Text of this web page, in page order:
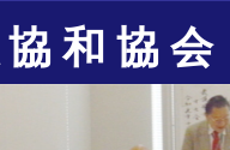
協 和 協 会